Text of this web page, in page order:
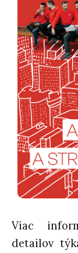
Viac
detailov